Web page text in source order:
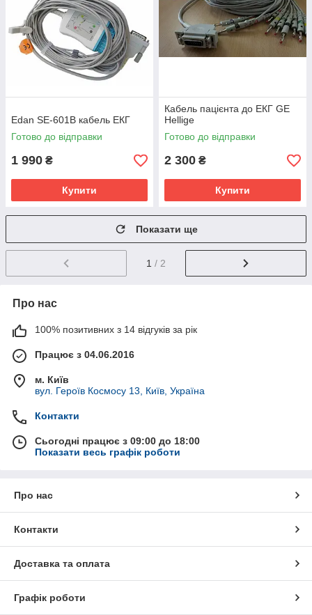
Edan SE-601B кабель ЕКГ
Готово до відправки
1 990 ₴
Купити
Кабель пацієнта до ЕКГ GE
Hellige
Готово до відправки
2 300 ₴
Купити
Показати ще
1 / 2
Про нас
100% позитивних з 14 відгуків за рік
Працює з 04.06.2016
м. Київ
вул. Героїв Космосу 13, Київ, Україна
Контакти
Сьогодні працює з 09:00 до 18:00
Показати весь графік роботи
Про нас
Контакти
Доставка та оплата
Графік роботи